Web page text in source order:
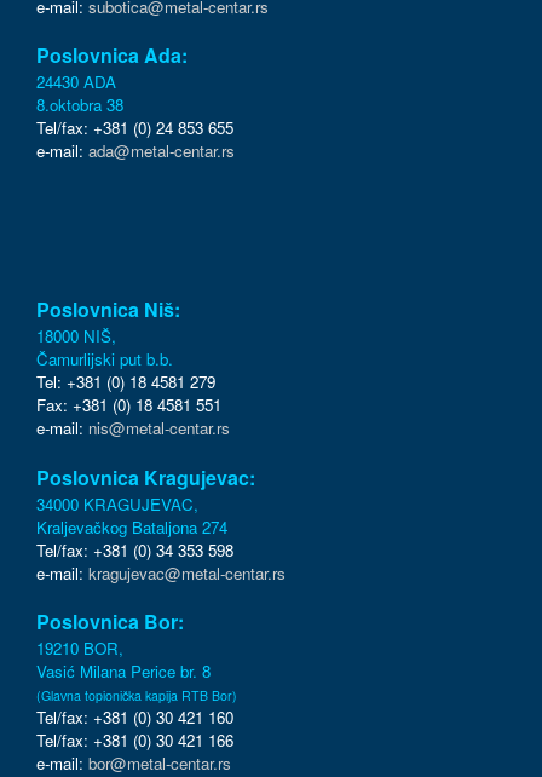
e-mail: subotica@metal-centar.rs
Poslovnica Ada:
24430 ADA
8.oktobra 38
Tel/fax: +381 (0) 24 853 655
e-mail: ada@metal-centar.rs
Poslovnica Niš:
18000 NIŠ,
Čamurlijski put b.b.
Tel: +381 (0) 18 4581 279
Fax: +381 (0) 18 4581 551
e-mail: nis@metal-centar.rs
Poslovnica Kragujevac:
34000 KRAGUJEVAC,
Kraljevačkog Bataljona 274
Tel/fax: +381 (0) 34 353 598
e-mail: kragujevac@metal-centar.rs
Poslovnica Bor:
19210 BOR,
Vasić Milana Perice br. 8
(Glavna topionička kapija RTB Bor)
Tel/fax: +381 (0) 30 421 160
Tel/fax: +381 (0) 30 421 166
e-mail: bor@metal-centar.rs